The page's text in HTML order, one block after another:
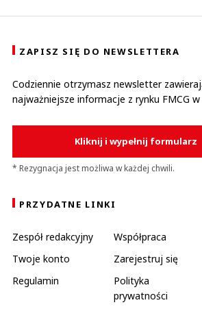
ZAPISZ SIĘ DO NEWSLETTERA
Codziennie otrzymasz newsletter
najważniejsze informacje z rynku FMCG w
Kliknij i wypełnij formularz
* Rezygnacja jest możliwa w każdej chwili.
PRZYDATNE LINKI
Zespół redakcyjny Współpraca
Twoje konto
Zarejestruj się
Regulamin
Polityka
prywatności